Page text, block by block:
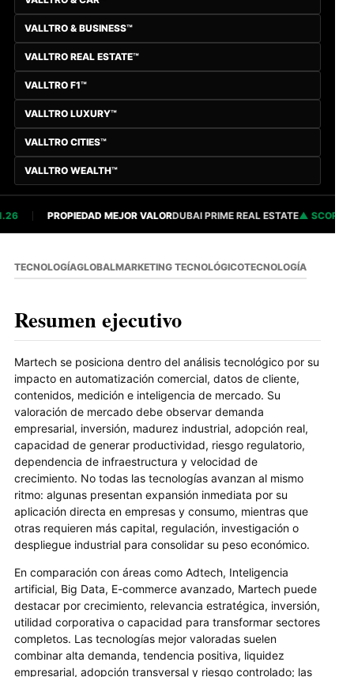
VALLTRO & BUSINESS™
VALLTRO REAL ESTATE™
VALLTRO F1™
VALLTRO LUXURY™
VALLTRO CITIES™
VALLTRO WEALTH™
PROPIEDAD MEJOR VALORDUBAI PRIME REAL ESTATE SCORE
TECNOLOGÍAGLOBALMARKETING TECNOLÓGICOTECNOLOGÍA
Resumen ejecutivo
Martech se posiciona dentro del análisis tecnológico por su
impacto en automatización comercial, datos de cliente,
contenidos, medición e inteligencia de mercado. Su
valoración de mercado debe observar demanda
empresarial, inversión, madurez industrial, adopción real,
capacidad de generar productividad, riesgo regulatorio,
dependencia de infraestructura y velocidad de
crecimiento. No todas las tecnologías avanzan al mismo
ritmo: algunas presentan expansión inmediata por su
aplicación directa en empresas y consumo, mientras que
otras requieren más capital, regulación, investigación o
despliegue industrial para consolidar su peso económico.
En comparación con áreas como Adtech, Inteligencia
artificial, Big Data, E-commerce avanzado, Martech puede
destacar por crecimiento, relevancia estratégica, inversión,
utilidad corporativa o capacidad para transformar sectores
completos. Las tecnologías mejor valoradas suelen
combinar alta demanda, tendencia positiva, liquidez
empresarial, adopción transversal y riesgo controlado; las